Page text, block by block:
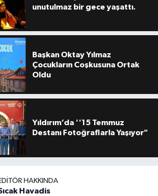
unutulmaz bir gece yaşattı.
Başkan Oktay Yılmaz
Çocukların Coşkusuna Ortak
Oldu
Yıldırım’da ''15 Temmuz
Destanı Fotoğraflarla Yaşıyor"
HAKKINDA
Havadis